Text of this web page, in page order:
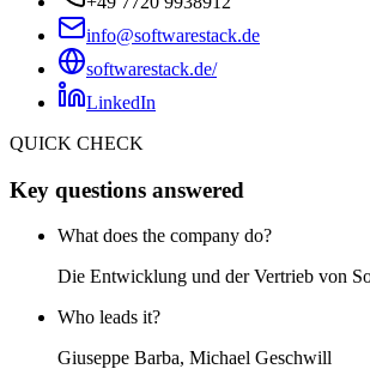
info@softwarestack.de
softwarestack.de/
LinkedIn
QUICK CHECK
Key questions answered
What does the company do?
Die Entwicklung und der Vertrieb von
Who leads it?
Giuseppe Barba, Michael Geschwill